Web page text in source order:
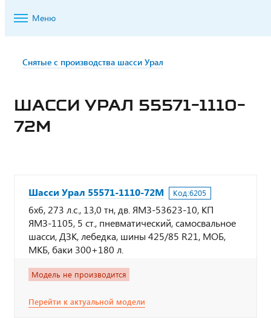
Меню
Снятые с производства шасси Урал
ШАССИ УРАЛ 55571-1110-
72М
Шасси Урал 55571-1110-72М Код:6205
6х6, 273 л.с., 13,0 тн, дв. ЯМЗ-53623-10, КП
ЯМЗ-1105, 5 ст., пневматический, самосвальное
шасси, ДЗК, лебедка, шины 425/85 R21, МОБ,
МКБ, баки 300+180 л.
Модель не производится
Перейти к актуальной модели